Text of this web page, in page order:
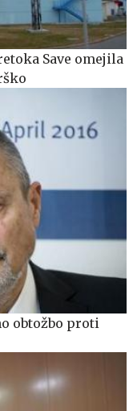
Save omejila
obtožbo proti